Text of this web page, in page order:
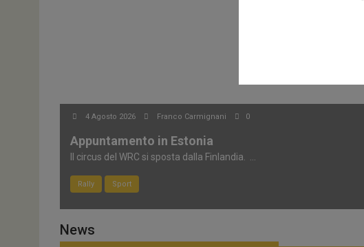
4 Agosto 2026 Franco Carmignani 0
Appuntamento in Estonia
Il circus del WRC si sposta dalla Finlandia. ...
Rally Sport
News